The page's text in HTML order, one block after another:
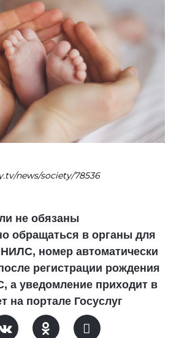
news/society/78536
не обязаны
обращаться в органы для
номер автоматически
регистрации рождения
а уведомление приходит в
на портале Госуслуг